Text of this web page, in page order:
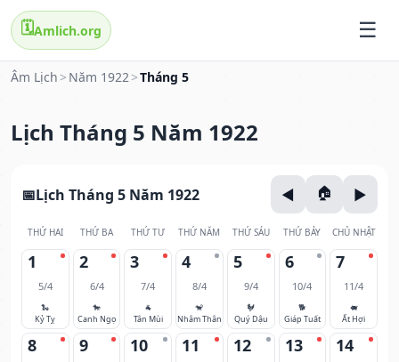
🗓️Amlich.org
Âm Lịch > Năm 1922>Tháng 5
Lịch Tháng 5 Năm 1922
Lịch Tháng 5 Năm 1922
THỨ HAI THỨ BA THỨ TƯ THỨ NĂM THỨ SÁU THỨ BẢY CHỦ NHẬT
1
5/4
🐍
Kỷ Tỵ
2
6/4
🐎
Canh Ngọ
3
7/4
🐐
Tân Mùi
4
8/4
🐒
Nhâm Thân
5
9/4
🐓
Quý Dậu
6
10/4
🐕
Giáp Tuất
7
11/4
🐖
Ất Hợi
8 9 10 11 12 13 14